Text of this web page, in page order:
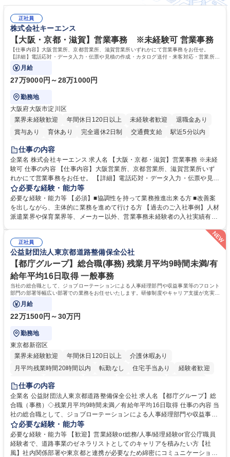
正社員
株式会社キーエンス
【大阪・京都・滋賀】営業事務 ※未経験可 営業事務
【仕事内容】大阪営業所、京都営業所、滋賀営業所いずれかにて営業事務をお任せ。
【詳細】電話応対・データ入力・伝票や見積の作成・カタログ送付・来客対応・営業所内
で発生する事務業務や業務改善をお任せ。
月給
27万9000円～28万1000円
勤務地
大阪府大阪市淀川区
業界未経験歓迎
年間休日120日以上 未経験者歓迎
退職金あり
賞与あり
育休あり 完全週休2日制 交通費支給
駅近5分以内
土日祝休み
仕事の内容
企業名 株式会社キーエンス 求人名 【大阪・京都・滋賀】営業事務 ※未経
験可 仕事の内容 【仕事内容】大阪営業所、京都営業所、滋賀営業所いず
れかにて営業事務をお任せ。 【詳細】電話応対・データ入力・伝票や見積
の作成・カタログ送付・来客対応・営業所内で発生する事務業務や業務改
善をお任せ。 【教育制度】ご入社後、育成担当とペアになりながらOJTに
て業務を覚えていただくことが可能です。業務システムがきちんと構築さ
れているため、スムーズに仕事に慣れることができる環境です。また、
常に改善を目指す風土のため、安心して業務に取り組んでいただけます。
募集職種 【大阪・京都・滋賀】営業事務 ※未経験可
必要な経験・能力等
必要な経験・能力等 【必須】■協調性を持って業務推進出来る方 ■改善案
を出しながら、主体的に業務を進めて行ける方 【過去のご入社事例】人材
派遣業界や保育業界等、メーカー以外、営業事務未経験者の入社実績有
により、キーエンスの付加価値向上に貢献します。ベースの定型業務に加
えて、お客様や社員の状況に合わせ、能動的なサポート、改善の動きも期
待され。組織を支えるスペシャリストとして、チームに貢献し、結果的に
社員から頼られる存在になることができます。平均19:30の退勤以降の業
務の持ち帰りも禁止されており、メリハリのある働き方となります。 学
歴・資格 学歴：大学院 大学 高専 短大 語学力： 資格：
正社員
公益財団法人東京都道路整備保全公社
【都庁グループ】総合職(事務) 残業月平均9時間未満/有
給年平均16日取得 一般事務
当社の総合職として、ジョブローテーションによる人事経理部門や収益事業等のフロント
部門の部署等幅広い部署での業務をお任せいたします。研修制度やキャリア支援が充実し
ております！ ※下記業務詳細
月給
22万1500円～30万円
勤務地
東京都新宿区
業界未経験歓迎
年間休日120日以上
介護休暇あり
月平均残業時間20時間以内
転勤なし 住宅手当あり
経験者歓迎
研修あり
退職金あり
駅近5分以内
資格取得手当あり 食事補助あり
仕事の内容
企業名 公益財団法人東京都道路整備保全公社 求人名 【都庁グループ】総
合職（事務）◇残業月平均9時間未満／有給年平均16日取得 仕事の内容 当
社の総合職として、ジョブローテーションによる人事経理部門や収益事業
等のフロント部門の部署等幅広い部署での業務をお任せいたします。研修
制度やキャリア支援が充実しております！ ※下記業務詳細 【業務詳細】■
管理部門：広報、人事、経理など当公社の運営に係る管理業務 ■収益部
門：駐車場の新規開拓、管理運営、新宿駅西口広場の「イベントコーナ
必要な経験・能力等
必要な経験・能力等 【歓迎】営業経験or総務/人事/経理経験or官公庁職員
経験者で、道路事業のゼネラリストとしてのキャリアを積みたい方【社
風】社内関係部署や東京都と連携が必要なため綿密にコミュニケーション